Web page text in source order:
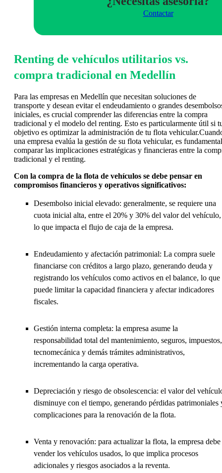
Contactar
Renting de vehículos utilitarios vs.
compra tradicional en Medellín
Para las empresas en Medellín que necesitan soluciones de
transporte y desean evitar el endeudamiento o grandes
iniciales, es crucial comprender las diferencias entre la compra
tradicional y el modelo del renting. Esto es particularmente útil si
objetivo es optimizar la administración de tu flota
una empresa evalúa la gestión de su flota vehicular, es fundamental
comparar las implicaciones estratégicas y financieras entre la
tradicional y el renting.
Con la compra de la flota de vehículos se debe pensar en
compromisos financieros y operativos significativos:
Desembolso inicial elevado: generalmente, se requiere una
cuota inicial alta, entre el 20% y 30% del valor del vehículo,
lo que impacta el flujo de caja de la empresa.
Endeudamiento y afectación patrimonial: La compra suele
financiarse con créditos a largo plazo, generando deuda y
registrando los vehículos como activos en el balance, lo que
puede limitar la capacidad financiera y afectar indicadores
fiscales.
Gestión interna completa: la empresa asume la
responsabilidad total del mantenimiento, seguros, impuestos,
tecnomecánica y demás trámites administrativos,
incrementando la carga operativa.
Depreciación y riesgo de obsolescencia: el valor del
disminuye con el tiempo, generando pérdidas patrimoniales
complicaciones para la renovación de la flota.
Venta y renovación: para actualizar la flota, la empresa debe
vender los vehículos usados, lo que implica procesos
adicionales y riesgos asociados a la reventa.